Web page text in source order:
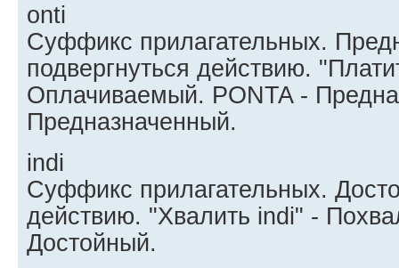
onti
Суффикс прилагательных.
подвергнуться действию.
Оплачиваемый. PONTA -
Предназначенный.
indi
Суффикс прилагательных.
действию. "Хвалить indi" -
Достойный.